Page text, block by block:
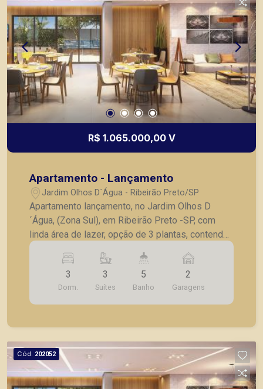
R$ 1.065.000,00 V
Apartamento - Lançamento
Jardim Olhos D´Água - Ribeirão Preto/SP
Apartamento lançamento, no Jardim Olhos D
´Água, (Zona Sul), em Ribeirão Preto -SP, com
linda área de lazer, opção de 3 plantas, contendo:
- 3 suítes; - Sala 2 ambientes; - Lavabo; -
Cozinha; - Lavanderia; - Varanda gourmet; - Laje
técnica; - 2 vagas de garagem. - Fotos do
decorado. * Entrega prevista para Fevereiro de
2024. * Consultar valores atualizados e unidades
3
Dorm.
3
Suítes
5
Banho
2
Garagens
Cód. 202052